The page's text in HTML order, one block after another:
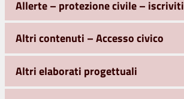
Allerte – protezione civile – iscriviti
Altri contenuti – Accesso civico
Altri elaborati progettuali